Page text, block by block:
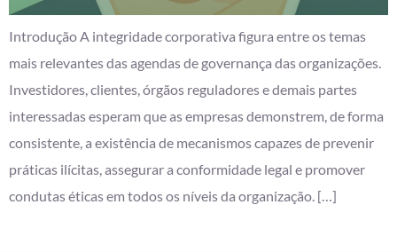
Introdução A integridade corporativa figura entre os temas
mais relevantes das agendas de governança das organizações.
Investidores, clientes, órgãos reguladores e demais partes
interessadas esperam que as empresas demonstrem, de forma
consistente, a existência de mecanismos capazes de prevenir
práticas ilícitas, assegurar a conformidade legal e promover
condutas éticas em todos os níveis da organização. […]